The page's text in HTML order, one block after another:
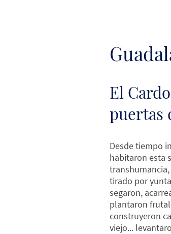
El
puertas
Desde tiempo
habitaron esta
tirado por
segaron,
plantaron
construyeron
viejo...